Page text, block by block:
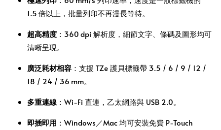
1.5 倍以上，批量列印不再漫長等待。
超高精度 ：360 dpi 解析度，細節文字、條碼及圖形均可
清晰呈現。
廣泛耗材相容 ：支援 TZe 護貝標籤帶 3.5 / 6 / 9 / 12 /
18 / 24 / 36 mm。
多重連線 ：Wi‑Fi 直連，乙太網路與 USB 2.0。
即插即用 ：Windows／Mac 均可安裝免費 P‑Touch